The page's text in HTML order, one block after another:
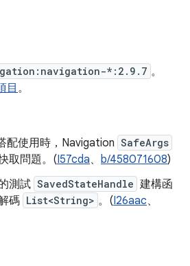
*:2.9.7 。
目 。
配使用時，Navigation SafeArgs
取問題。(I57cda、 b/458071608)
測試 SavedStateHandle 建構函
碼 List<String> 。(I26aac、